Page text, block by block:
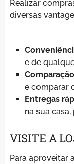
Realizar
diversas
e de
e comparar
Entregas
na sua
VISITE A
Para aproveitar